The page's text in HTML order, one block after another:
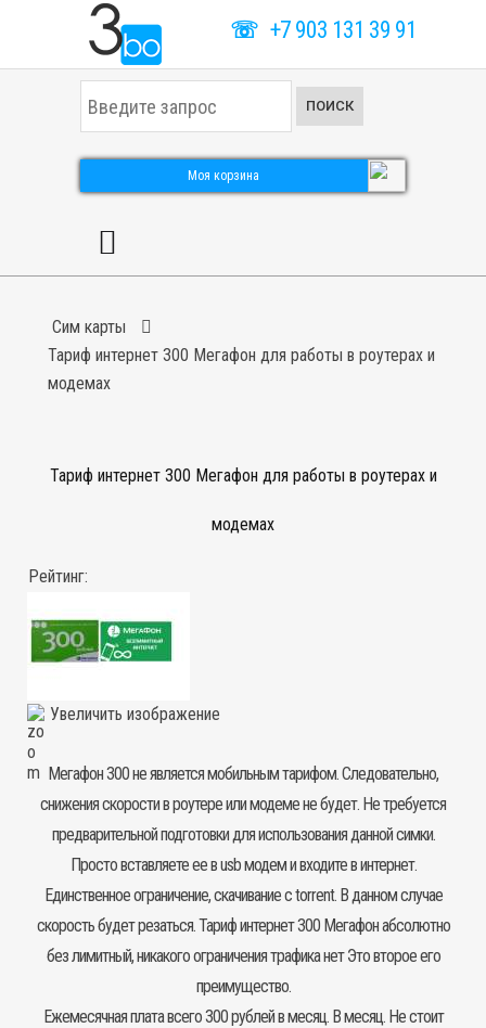
☏ +7 903 131 39 91
к
а
ь
ПОИСК
Моя корзина
Сим карты
Тариф интернет 300 Мегафон для работы в роутерах и
модемах
Тариф интернет 300 Мегафон для работы в роутерах и
модемах
Рейтинг:
Увеличить изображение
Мегафон 300 не является мобильнымтарифом. Следовательно,
снижения скорости в роутере или модеме не будет. Не требуется
предварительной подготовки для использования данной симки.
Просто вставляете ее в usb модем и входите в интернет.
Единственное ограничение, скачивание с torrent. В данном случае
скорость будет резаться. Тариф интернет 300 Мегафон абсолютно
без лимитный, никакого ограничения трафика нет Это второе его
преимущество.
Ежемесячная плата всего 300 рублей в месяц. В месяц. Не стоит